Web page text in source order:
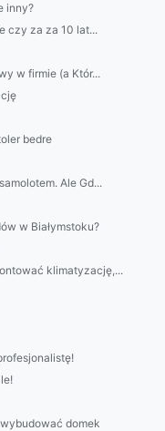
inny?
czy za za 10 lat...
w firmie (a Któr...
bedre
Ale Gd...
w Białymstoku?
klimatyzację,...
domek